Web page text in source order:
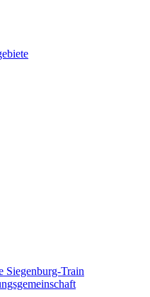
Siegenburg-Train